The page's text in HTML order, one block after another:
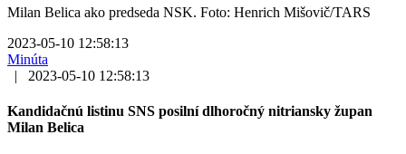
Milan Belica ako predseda NSK. Foto: Henrich Mišovič/TARS
2023-05-10 12:58:13
Minúta
|
2023-05-10 12:58:13
Kandidačnú listinu SNS posilní dlhoročný nitriansky župan
Milan Belica